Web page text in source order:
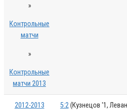
»
Контрольные
матчи
»
Контрольные
матчи 2013
2012-2013 5:2(Кузнецов '1,